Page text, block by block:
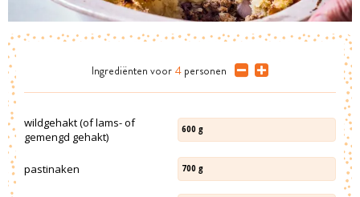
Ingrediënten voor 4 personen
wildgehakt (of lams- of
gemengd gehakt)
600 g
pastinaken 700 g